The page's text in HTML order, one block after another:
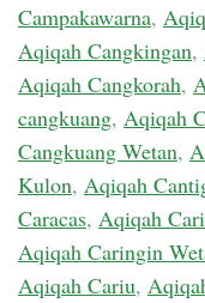
Campakawarna,
Aqiqah Cangkingan,
Aqiqah Cangkorah,
cangkuang, Aqiqah
Cangkuang Wetan,
Kulon, Aqiqah
Caracas, Aqiqah
Aqiqah Caringin
Aqiqah Cariu,